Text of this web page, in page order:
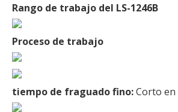
Rango de trabajo del LS-1246B
Proceso de trabajo
tiempo de fraguado fino:Corto